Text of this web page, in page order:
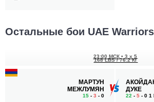
Остальные бои UAE
МАРТУН
МЕЖЛУМЯН
15 - 3 - 0
23:00 МСК • 3 x 5
168 LBS / 76.2 КГ
ДУКЕ
22 - 5 - 0 1